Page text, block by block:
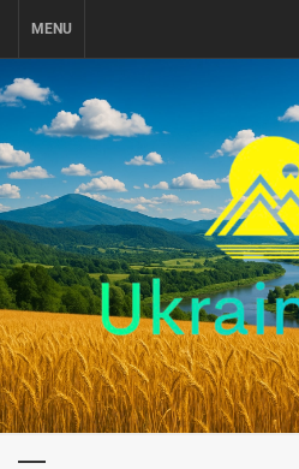
MENU
UKRAINE-IS
ПУТЕШЕСТВИЕ ПО